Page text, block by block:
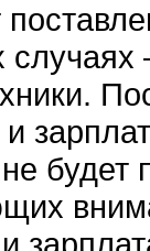
случаях